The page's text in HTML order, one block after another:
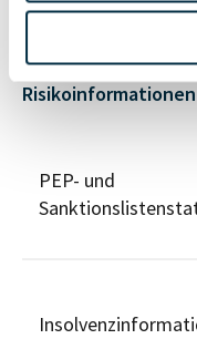
Risikoinformationen
PEP- und